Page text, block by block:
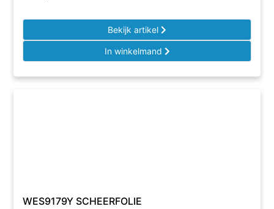
Bekijk artikel
In winkelmand
WES9179Y SCHEERFOLIE